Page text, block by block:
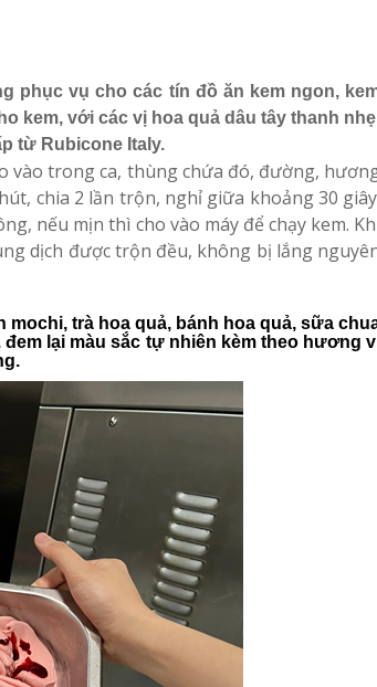
phục vụ cho các tín đồ ăn kem ngon,
kem, với các vị hoa quả dâu tây thanh
từ Rubicone Italy.
vào trong ca, thùng chứa đó, đường,
chia 2 lần trộn, nghỉ giữa khoảng 30
nếu mịn thì cho vào máy để chạy kem.
dịch được trộn đều, không bị lắng
mochi, trà hoa quả, bánh hoa quả, sữa
lại màu sắc tự nhiên kèm theo hương